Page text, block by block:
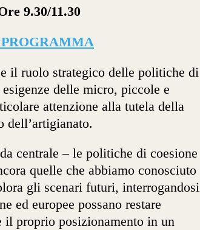
9.30/11.30
il ruolo strategico delle politiche di
delle micro, piccole e
attenzione alla tutela della
dell’artigianato.
centrale – le politiche di coesione
quelle che abbiamo conosciuto
gli scenari futuri, interrogandosi
ed europee possano restare
il proprio posizionamento in un